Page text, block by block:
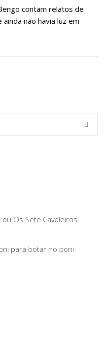
contam relatos de
não havia luz em
Os Sete Cavaleiros
para botar no poni